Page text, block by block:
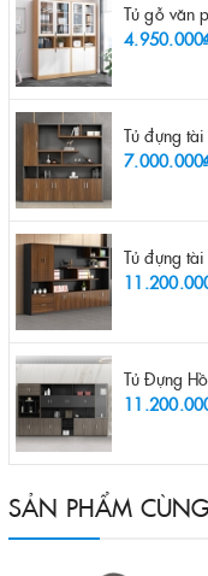
Tủ gỗ văn
Tủ đựng
Tủ đựng
Tủ Đựng
SẢN PHẨM